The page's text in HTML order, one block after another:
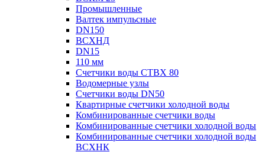
Промышленные
Валтек импульсные
DN150
ВСХНД
DN15
110 мм
Счетчики воды СТВХ 80
Водомерные узлы
Счетчики воды DN50
Квартирные счетчики холодной воды
Комбинированные счетчики воды
Комбинированные счетчики холодной воды
Комбинированные счетчики холодной воды
ВСХНК